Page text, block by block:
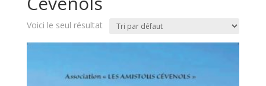
Voici le seul résultat